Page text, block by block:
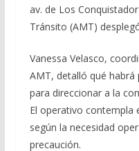
av. de Los
Tránsito (AMT)
Vanessa Velasco,
AMT, detalló qué
para direccionar a la
El operativo contempla
según la necesidad
precaución.